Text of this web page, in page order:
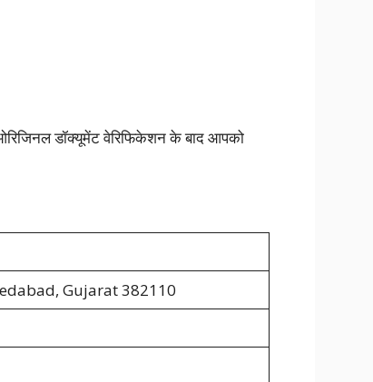
डॉक्यूमेंट वेरिफिकेशन के बाद आपको
Gujarat 382110